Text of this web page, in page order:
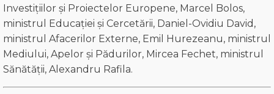
Investițiilor și Proiectelor Europene, Marcel Bolos,
ministrul Educației și Cercetării, Daniel-Ovidiu David,
ministrul Afacerilor Externe, Emil Hurezeanu, ministrul
Mediului, Apelor și Pădurilor, Mircea Fechet, ministrul
Sănătății, Alexandru Rafila.